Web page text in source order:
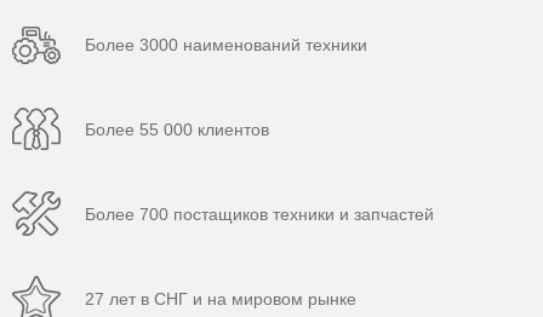
Более 3000 наименований техники
Более 55 000 клиентов
Более 700 постащиков техники и запчастей
27 лет в СНГ и на мировом рынке